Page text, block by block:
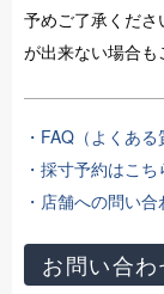
予めご了承くださ
が出来ない場合も
・FAQ（よくあ
・採寸予約はこち
・店舗への問い
お問い合